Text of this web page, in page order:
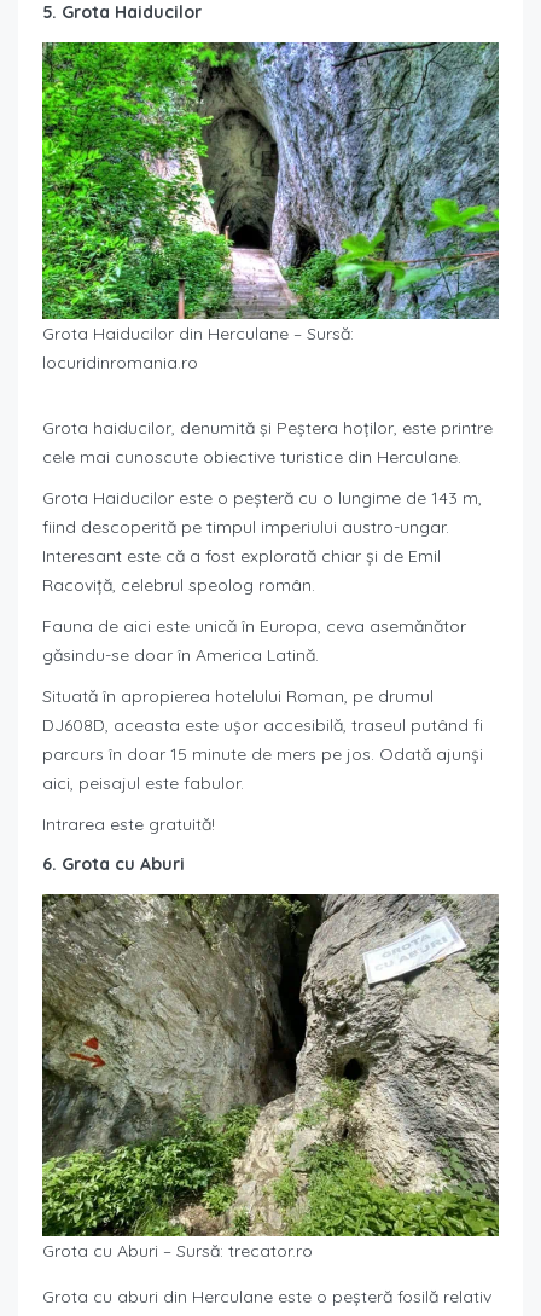
5. Grota Haiducilor
Grota Haiducilor din Herculane – Sursă:
locuridinromania.ro
Grota haiducilor, denumită și Peștera hoților, este printre
cele mai cunoscute obiective turistice din Herculane.
Grota Haiducilor este o peșteră cu o lungime de 143 m,
fiind descoperită pe timpul imperiului austro-ungar.
Interesant este că a fost explorată chiar și de Emil
Racoviță, celebrul speolog român.
Fauna de aici este unică în Europa, ceva asemănător
găsindu-se doar în America Latină.
Situată în apropierea hotelului Roman, pe drumul
DJ608D, aceasta este ușor accesibilă, traseul putând fi
parcurs în doar 15 minute de mers pe jos. Odată ajunși
aici, peisajul este fabulor.
Intrarea este gratuită!
6. Grota cu Aburi
Grota cu Aburi – Sursă: trecator.ro
Grota cu aburi din Herculane este o peșteră fosilă relativ